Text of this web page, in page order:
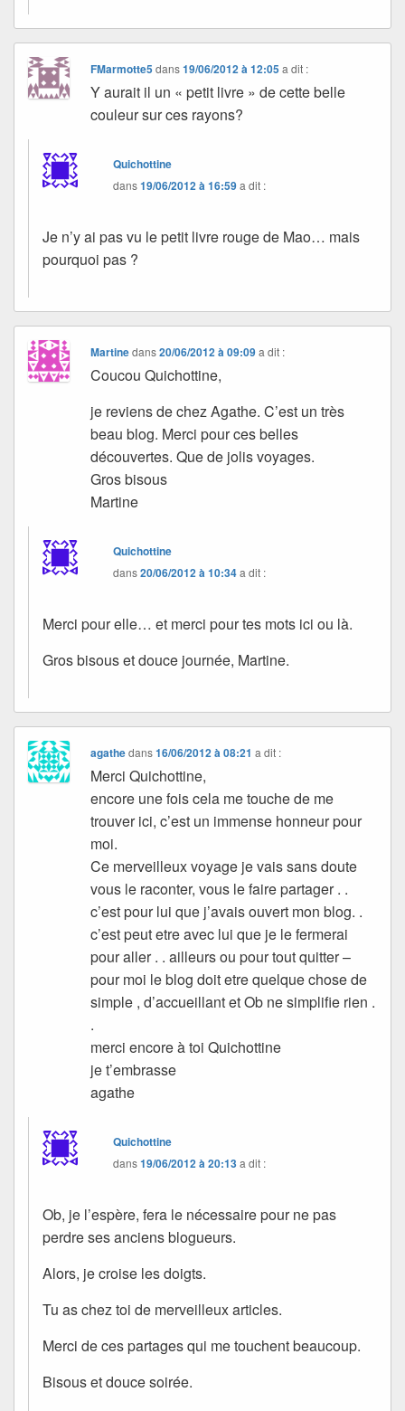
FMarmotte5dans19/06/2012 à 12:05 a dit :
Y aurait il un « petit livre » de cette belle
couleur sur ces rayons?
Quichottine
dans19/06/2012 à 16:59a dit :
Je n’y ai pas vu le petit livre rouge de Mao… mais
pourquoi pas ?
Martinedans20/06/2012 à 09:09 a dit :
Coucou Quichottine,
je reviens de chez Agathe. C’est un très
beau blog. Merci pour ces belles
découvertes. Que de jolis voyages.
Gros bisous
Martine
Quichottine
dans20/06/2012 à 10:34a dit :
Merci pour elle… et merci pour tes mots ici ou là.
Gros bisous et douce journée, Martine.
agathedans16/06/2012 à 08:21 a dit :
Merci Quichottine,
encore une fois cela me touche de me
trouver ici, c’est un immense honneur pour
moi.
Ce merveilleux voyage je vais sans doute
vous le raconter, vous le faire partager . .
c’est pour lui que j’avais ouvert mon blog. .
c’est peut etre avec lui que je le fermerai
pour aller . . ailleurs ou pour tout quitter –
pour moi le blog doit etre quelque chose de
simple , d’accueillant et Ob ne simplifie rien .
.
merci encore à toi Quichottine
je t’embrasse
agathe
Quichottine
dans19/06/2012 à 20:13a dit :
Ob, je l’espère, fera le nécessaire pour ne pas
perdre ses anciens blogueurs.
Alors, je croise les doigts.
Tu as chez toi de merveilleux articles.
Merci de ces partages qui me touchent beaucoup.
Bisous et douce soirée.